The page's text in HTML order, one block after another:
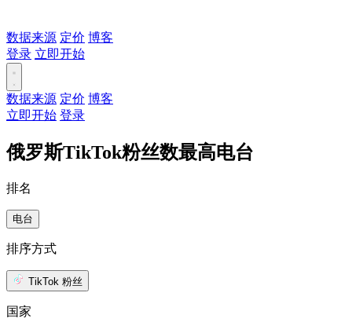
数据来源 定价 博客
登录 立即开始
数据来源 定价 博客
立即开始 登录
俄罗斯TikTok粉丝数最高电台
排名
电台
排序方式
TikTok 粉丝
国家